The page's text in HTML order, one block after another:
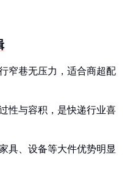
窄巷无压力，适合商超配
性与容积，是快递行业喜
具、设备等大件优势明显